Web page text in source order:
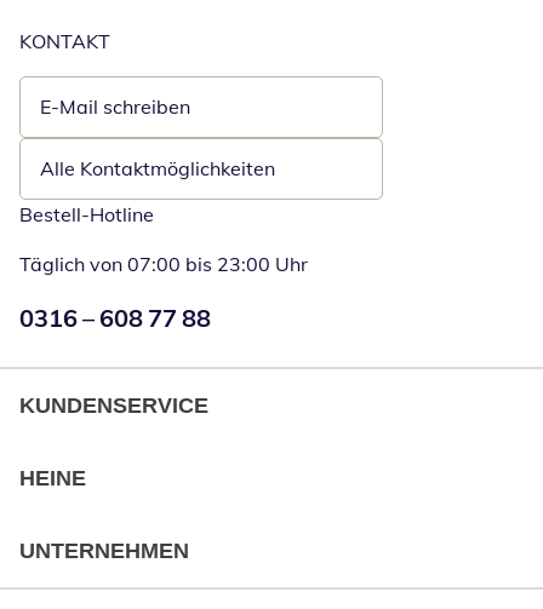
KONTAKT
E-Mail schreiben
Öffnet E-Mail-Client
Alle Kontaktmöglichkeiten
Bestell-Hotline
Täglich von 07:00 bis 23:00 Uhr
Numéro de téléphone:
0316 – 608 77 88
KUNDENSERVICE
HEINE
UNTERNEHMEN